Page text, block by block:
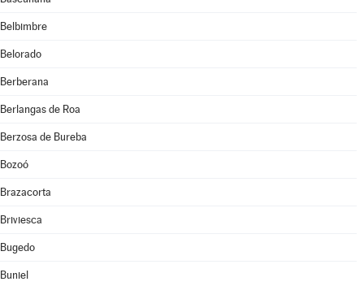
Belbimbre
Belorado
Berberana
Berlangas de Roa
Berzosa de Bureba
Bozoó
Brazacorta
Briviesca
Bugedo
Buniel